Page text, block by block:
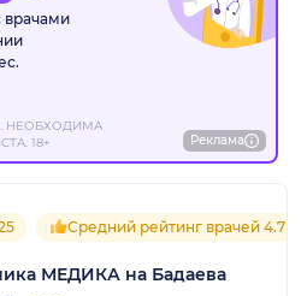
врачами
НЕОБХОДИМА
18+
Реклама
Средний рейтинг врачей 4.7
МЕДИКА на Бадаева